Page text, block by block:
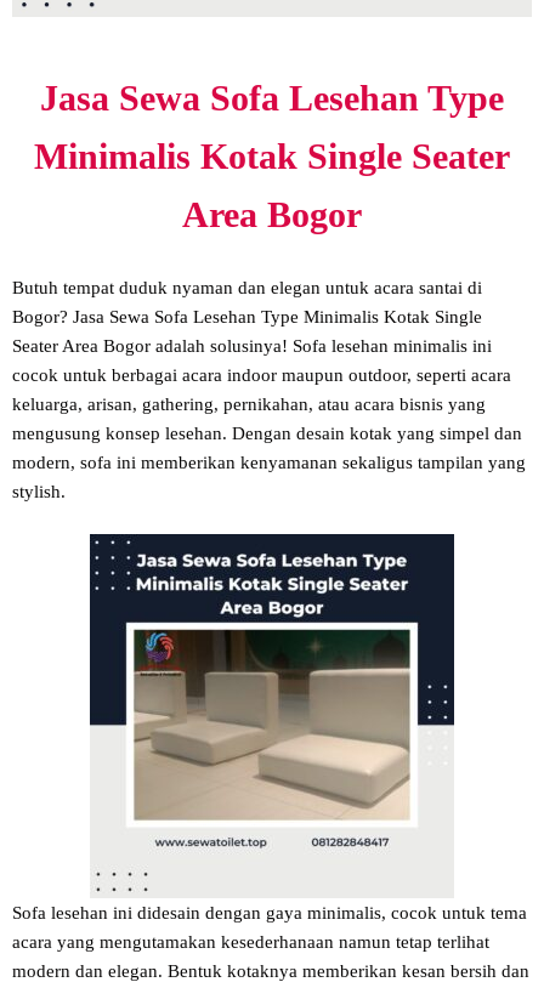
Jasa Sewa Sofa Lesehan Type
Minimalis Kotak Single Seater
Area Bogor
Butuh tempat duduk nyaman dan elegan untuk acara santai di
Bogor? Jasa Sewa Sofa Lesehan Type Minimalis Kotak Single
Seater Area Bogor adalah solusinya! Sofa lesehan minimalis ini
cocok untuk berbagai acara indoor maupun outdoor, seperti acara
keluarga, arisan, gathering, pernikahan, atau acara bisnis yang
mengusung konsep lesehan. Dengan desain kotak yang simpel dan
modern, sofa ini memberikan kenyamanan sekaligus tampilan yang
stylish.
Sofa lesehan ini didesain dengan gaya minimalis, cocok untuk tema
acara yang mengutamakan kesederhanaan namun tetap terlihat
modern dan elegan. Bentuk kotaknya memberikan kesan bersih dan